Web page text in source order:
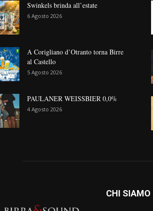
Swinkels brinda all’estate
6 Agosto 2026
A Corigliano d’Otranto torna Birre
al Castello
5 Agosto 2026
PAULANER WEISSBIER 0,0%
4 Agosto 2026
CHI SIAMO